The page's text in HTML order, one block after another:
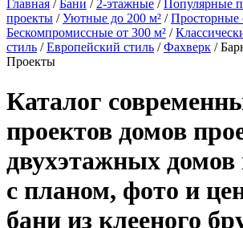
Главная /Бани / 2-этажные /Популярные
проекты /Уютные до 200 м² /Просторные
Бескомпромиссные от 300 м² /
стиль /Европейский стиль /Фахверк /
Проекты
Каталог
проектов домов
двухэтажных
с планом, фото и
бани из клееного